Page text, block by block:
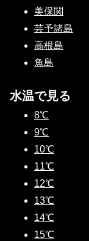
美保関
芸予諸島
高根島
魚島
水温で見る
8℃
9℃
10℃
11℃
12℃
13℃
14℃
15℃